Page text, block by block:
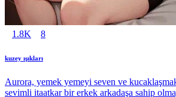
1.8K 8
kuzey ışıkları
Aurora, yemek yemeyi seven ve
sevimli itaatkar bir erkek arkadaşa sahip